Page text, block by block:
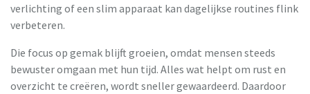
verlichting of een slim apparaat kan dagelijkse routines flink
verbeteren.
Die focus op gemak blijft groeien, omdat mensen steeds
bewuster omgaan met hun tijd. Alles wat helpt om rust en
overzicht te creëren, wordt sneller gewaardeerd. Daardoor